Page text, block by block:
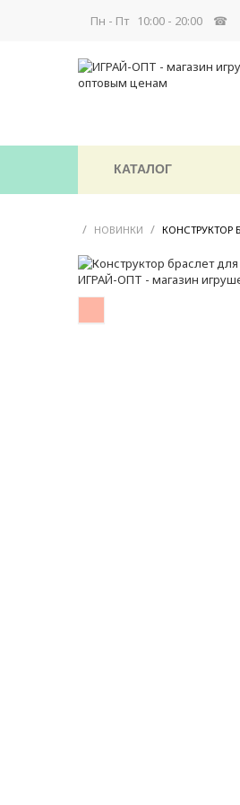
Пн - Пт 10:00 - 20:00 ☎
КАТАЛОГ
/ НОВИНКИ / КОНСТРУКТОР